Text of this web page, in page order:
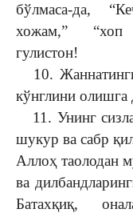
бўлмаса-да,
хожам,” “хоп
гулистон!
10.
кўнглини олишга
11. Унинг
шукур ва сабр
Аллоҳ таолодан
ва
Батахқиқ,